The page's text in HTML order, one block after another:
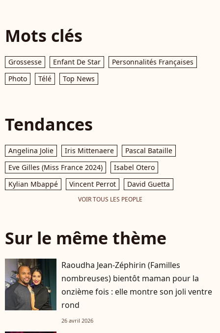
Mots clés
Grossesse Enfant De Star
Personnalités Françaises
Photo
Télé Top News
Tendances
Angelina Jolie Iris Mittenaere
Pascal Bataille
Eve Gilles (Miss France 2024)
Isabel Otero
Kylian Mbappé
Vincent Perrot David Guetta
VOIR TOUS LES PEOPLE
Sur le même thème
Raoudha Jean-Zéphirin (Familles
nombreuses) bientôt maman pour la
onzième fois : elle montre son joli ventre
rond
26 avril 2026